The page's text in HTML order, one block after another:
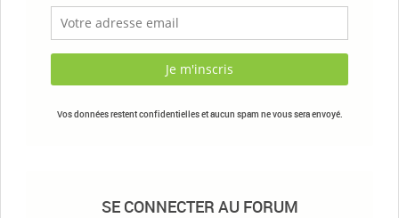
Vos données restent confidentielles et aucun spam ne vous sera envoyé.
SE CONNECTER AU FORUM